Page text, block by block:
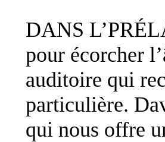
DANS
pour écorcher
auditoire qui
particulière.
qui nous offre